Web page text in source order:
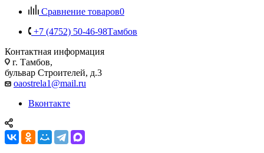
Сравнение товаров0
+7 (4752) 50-46-98Тамбов
Контактная информация
г. Тамбов,
бульвар Строителей, д.3
oaostrela1@mail.ru
Вконтакте